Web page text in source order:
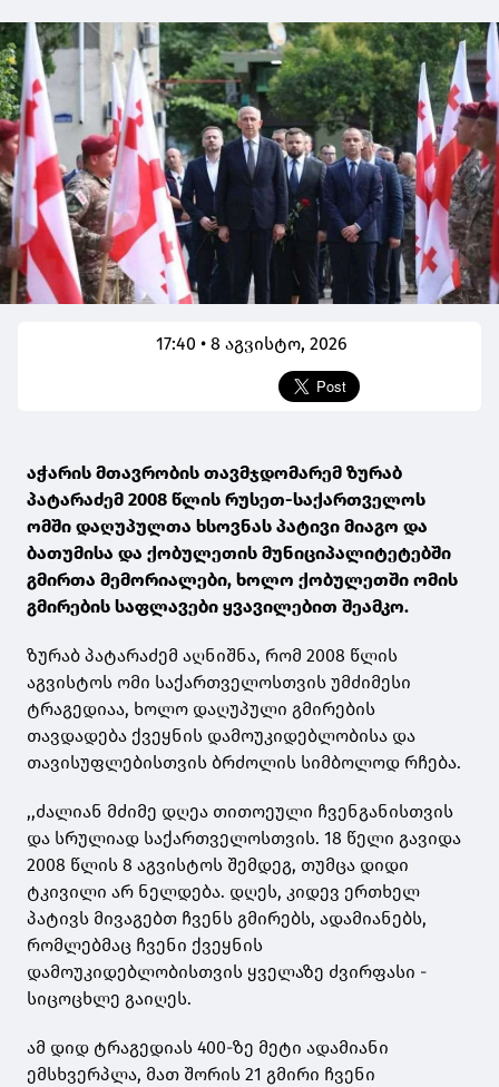
17:40 • 8 აგვისტო, 2026
აჭარის მთავრობის თავმჯდომარემ ზურაბ
პატარაძემ 2008 წლის რუსეთ-საქართველოს
ომში დაღუპულთა ხსოვნას პატივი მიაგო და
ბათუმისა და ქობულეთის მუნიციპალიტეტებში
გმირთა მემორიალები, ხოლო ქობულეთში ომის
გმირების საფლავები ყვავილებით შეამკო.
ზურაბ პატარაძემ აღნიშნა, რომ 2008 წლის
აგვისტოს ომი საქართველოსთვის უმძიმესი
ტრაგედიაა, ხოლო დაღუპული გმირების
თავდადება ქვეყნის დამოუკიდებლობისა და
თავისუფლებისთვის ბრძოლის სიმბოლოდ რჩება.
,,ძალიან მძიმე დღეა თითოეული ჩვენგანისთვის
და სრულიად საქართველოსთვის. 18 წელი გავიდა
2008 წლის 8 აგვისტოს შემდეგ, თუმცა დიდი
ტკივილი არ ნელდება. დღეს, კიდევ ერთხელ
პატივს მივაგებთ ჩვენს გმირებს, ადამიანებს,
რომლებმაც ჩვენი ქვეყნის
დამოუკიდებლობისთვის ყველაზე ძვირფასი -
სიცოცხლე გაიღეს.
ამ დიდ ტრაგედიას 400-ზე მეტი ადამიანი
ემსხვერპლა, მათ შორის 21 გმირი ჩვენი